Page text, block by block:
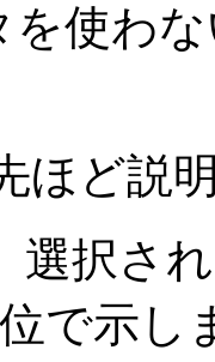
を使わ
ほど説
選択さ
で示し